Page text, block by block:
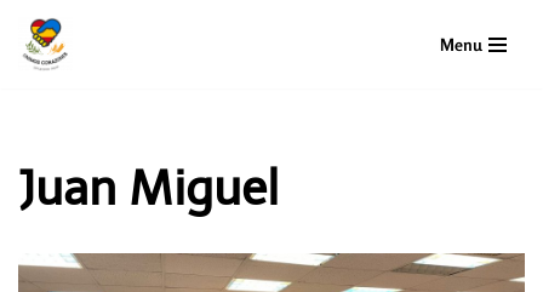
Saltar
Menu
Juan Miguel